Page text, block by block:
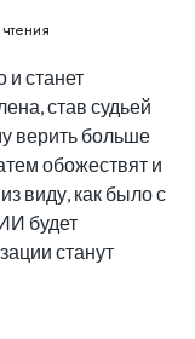
и станет
став судьей
верить больше
обожествят и
виду, как было с
будет
станут